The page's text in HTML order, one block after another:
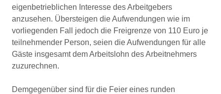
eigenbetrieblichen Interesse des Arbeitgebers
anzusehen. Übersteigen die Aufwendungen wie im
vorliegenden Fall jedoch die Freigrenze von 110 Euro je
teilnehmender Person, seien die Aufwendungen für alle
Gäste insgesamt dem Arbeitslohn des Arbeitnehmers
zuzurechnen.
Demgegenüber sind für die Feier eines runden